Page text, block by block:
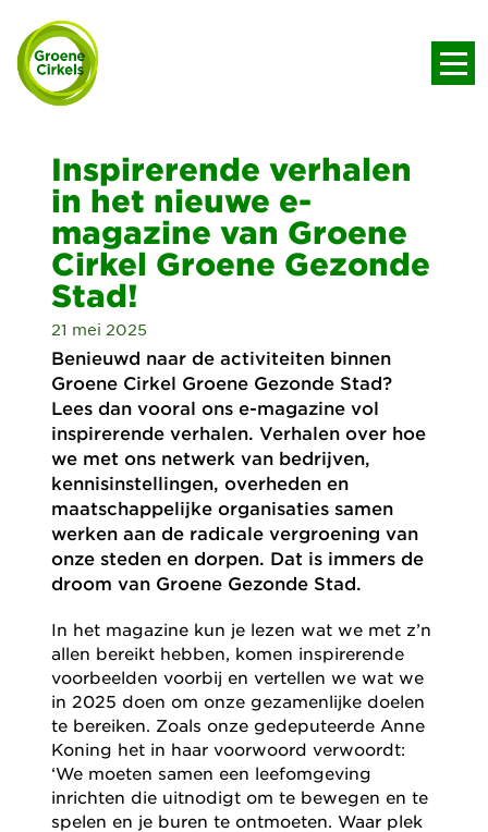
Inspirerende verhalen
in het nieuwe e-
magazine van Groene
Cirkel Groene Gezonde
Stad!
21 mei 2025
Benieuwd naar de activiteiten binnen
Groene Cirkel Groene Gezonde Stad?
Lees dan vooral ons e-magazine vol
inspirerende verhalen. Verhalen over hoe
we met ons netwerk van bedrijven,
kennisinstellingen, overheden en
maatschappelijke organisaties samen
werken aan de radicale vergroening van
onze steden en dorpen. Dat is immers de
droom van Groene Gezonde Stad.
In het magazine kun je lezen wat we met z’n
allen bereikt hebben, komen inspirerende
voorbeelden voorbij en vertellen we wat we
in 2025 doen om onze gezamenlijke doelen
te bereiken. Zoals onze gedeputeerde Anne
Koning het in haar voorwoord verwoordt:
‘We moeten samen een leefomgeving
inrichten die uitnodigt om te bewegen en te
spelen en je buren te ontmoeten. Waar plek